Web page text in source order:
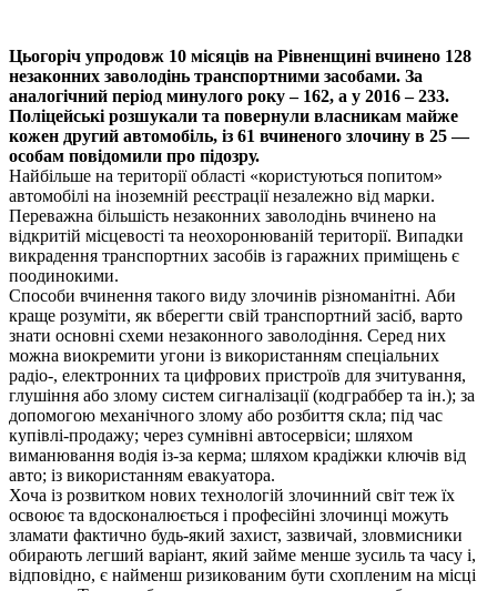
Цьогоріч упродовж 10 місяців на Рівненщині вчинено 128
незаконних заволодінь транспортними засобами. За
аналогічний період минулого року – 162, а у 2016 – 233.
Поліцейські розшукали та повернули власникам майже
кожен другий автомобіль, із 61 вчиненого злочину в 25 —
особам повідомили про підозру.
Найбільше на території області «користуються попитом»
автомобілі на іноземній реєстрації незалежно від марки.
Переважна більшість незаконних заволодінь вчинено на
відкритій місцевості та неохоронюваній території. Випадки
викрадення транспортних засобів із гаражних приміщень є
поодинокими.
Способи вчинення такого виду злочинів різноманітні. Аби
краще розуміти, як вберегти свій транспортний засіб, варто
знати основні схеми незаконного заволодіння. Серед них
можна виокремити угони із використанням спеціальних
радіо-, електронних та цифрових пристроїв для зчитування,
глушіння або злому систем сигналізації (кодграббер та ін.); за
допомогою механічного злому або розбиття скла; під час
купівлі-продажу; через сумнівні автосервіси; шляхом
виманювання водія із-за керма; шляхом крадіжки ключів від
авто; із використанням евакуатора.
Хоча із розвитком нових технологій злочинний світ теж їх
освоює та вдосконалюється і професійні злочинці можуть
зламати фактично будь-який захист, зазвичай, зловмисники
обирають легший варіант, який займе менше зусиль та часу і,
відповідно, є найменш ризикованим бути схопленим на місці